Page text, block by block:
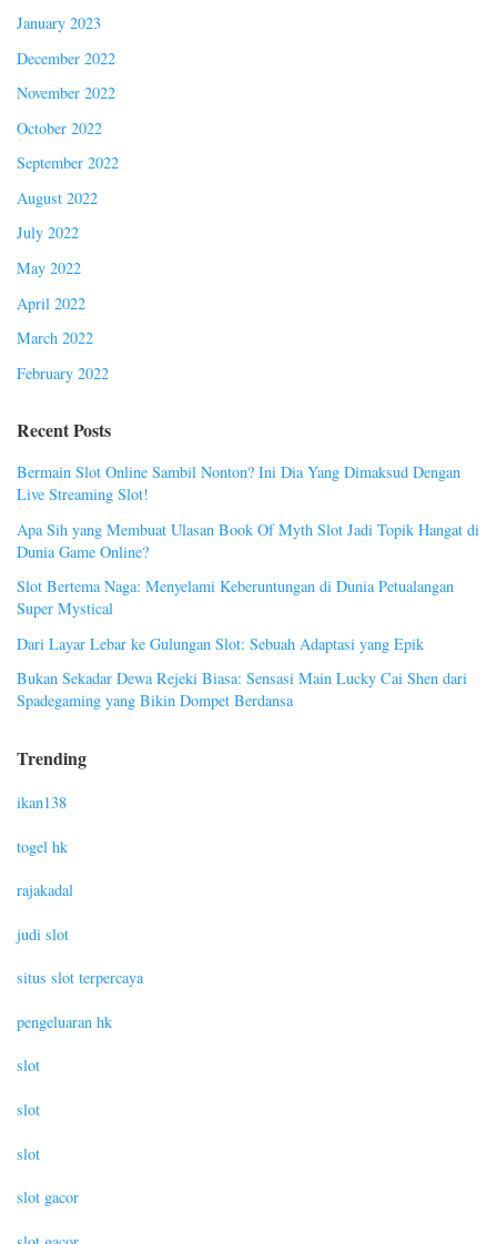
January 2023
December 2022
November 2022
October 2022
September 2022
August 2022
July 2022
May 2022
April 2022
March 2022
February 2022
Recent Posts
Bermain Slot Online Sambil Nonton? Ini Dia Yang Dimaksud Dengan
Live Streaming Slot!
Apa Sih yang Membuat Ulasan Book Of Myth Slot Jadi Topik Hangat di
Dunia Game Online?
Slot Bertema Naga: Menyelami Keberuntungan di Dunia Petualangan
Super Mystical
Dari Layar Lebar ke Gulungan Slot: Sebuah Adaptasi yang Epik
Bukan Sekadar Dewa Rejeki Biasa: Sensasi Main Lucky Cai Shen dari
Spadegaming yang Bikin Dompet Berdansa
Trending
ikan138
togel hk
rajakadal
judi slot
situs slot terpercaya
pengeluaran hk
slot
slot
slot
slot gacor